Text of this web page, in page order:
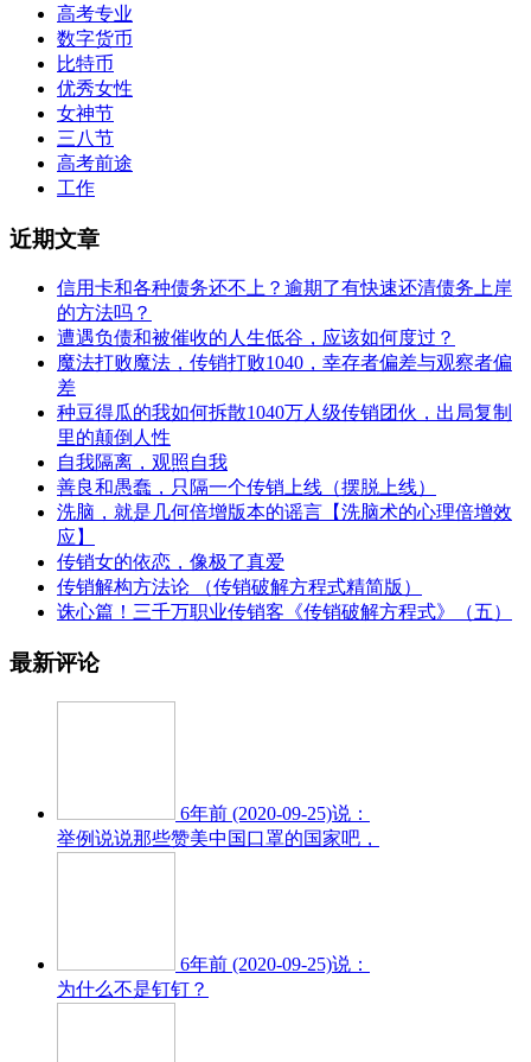
高考专业
数字货币
比特币
优秀女性
女神节
三八节
高考前途
工作
近期文章
信用卡和各种债务还不上？逾期了有快速还清债务上岸
的方法吗？
遭遇负债和被催收的人生低谷，应该如何度过？
魔法打败魔法，传销打败1040，幸存者偏差与观察者偏
差
种豆得瓜的我如何拆散1040万人级传销团伙，出局复制
里的颠倒人性
自我隔离，观照自我
善良和愚蠢，只隔一个传销上线（摆脱上线）
洗脑，就是几何倍增版本的谣言【洗脑术的心理倍增效
应】
传销女的依恋，像极了真爱
传销解构方法论 （传销破解方程式精简版）
诛心篇！三千万职业传销客《传销破解方程式》（五）
最新评论
6年前 (2020-09-25)说：
举例说说那些赞美中国口罩的国家吧，
6年前 (2020-09-25)说：
为什么不是钉钉？